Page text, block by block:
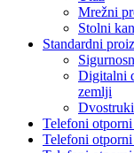
Mrežni
Stolni
Standardni
Digitalni
zemlji
Telefoni
Telefoni